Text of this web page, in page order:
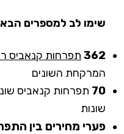
שימו לב למספרים
362 תפרחות קנאביס
המרקחת השונים
70 תפרחות קנאביס
שונות
פערי מחירים בין